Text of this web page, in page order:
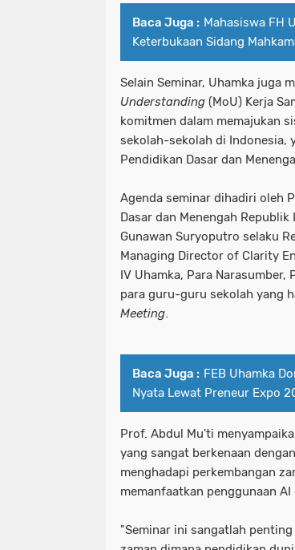
Baca Juga : Mahasiswa FH
Keterbukaan Sidang
Selain Seminar, Uhamka juga
Understanding (MoU) Kerja
komitmen dalam memajukan
sekolah-sekolah di Indonesia,
Pendidikan Dasar dan
Agenda seminar dihadiri oleh
Dasar dan Menengah
Gunawan Suryoputro selaku
Managing Director of Clarity
IV Uhamka, Para Narasumber,
para guru-guru sekolah yang
Meeting.
Baca Juga : FEB Uhamka
Nyata Lewat Preneur Expo
Prof. Abdul Mu'ti
yang sangat berkenaan
menghadapi perkembangan
memanfaatkan penggunaan
"Seminar ini sangatlah